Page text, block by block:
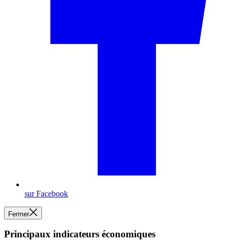
sur Facebook
Fermer
Principaux indicateurs économiques